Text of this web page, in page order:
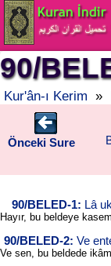
90/
Kur'ân-ı Kerim »
Önceki Sure
90/BELED-1: Lâ
Hayır, bu beldeye
90/BELED-2: Ve
Ve sen, bu beldede